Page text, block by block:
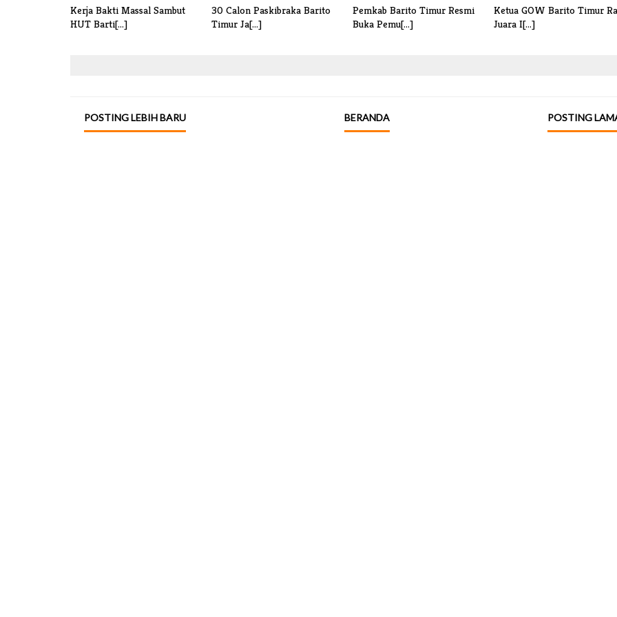
Kerja Bakti Massal Sambut
HUT Barti[...]
30 Calon Paskibraka Barito
Timur Ja[...]
Pemkab Barito Timur Resmi
Buka Pemu[...]
Ketua GOW Barito Timur
Juara I[...]
POSTING LEBIH BARU POSTING
BERANDA